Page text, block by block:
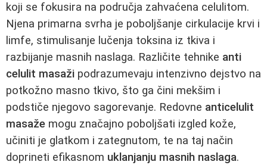
koji se fokusira na područja zahvaćena celulitom.
Njena primarna svrha je poboljšanje cirkulacije krvi i
limfe, stimulisanje lučenja toksina iz tkiva i
razbijanje masnih naslaga. Različite tehnike anti
celulit masaži podrazumevaju intenzivno dejstvo na
potkožno masno tkivo, što ga čini mekšim i
podstiče njegovo sagorevanje. Redovne anticelulit
masaže mogu značajno poboljšati izgled kože,
učiniti je glatkom i zategnutom, te na taj način
doprineti efikasnom uklanjanju masnih naslaga.